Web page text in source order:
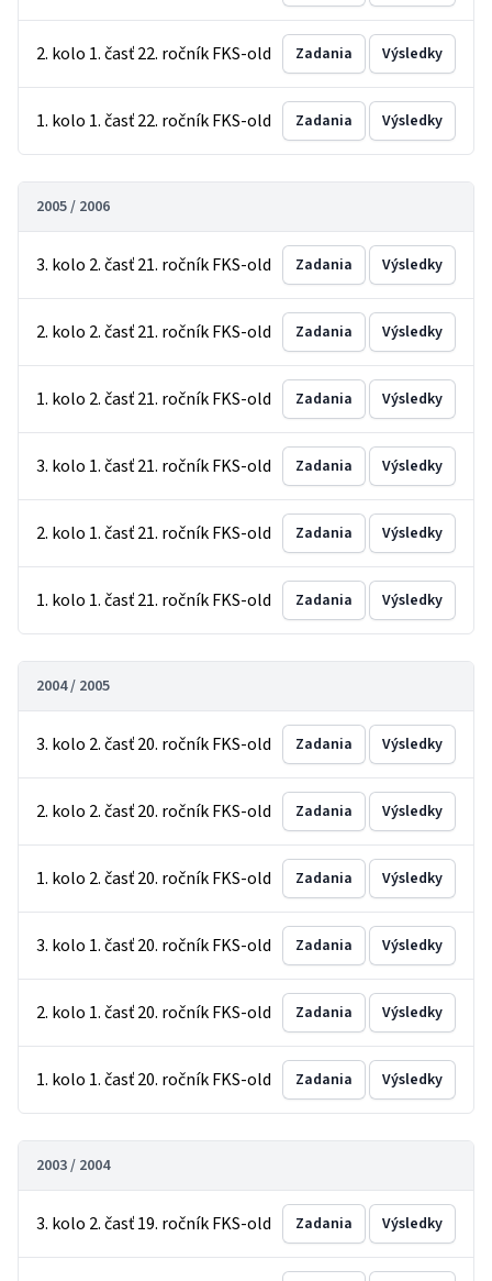
2. kolo 1. časť 22. ročník FKS-old Zadania Výsledky
1. kolo 1. časť 22. ročník FKS-old Zadania Výsledky
2005 / 2006
3. kolo 2. časť 21. ročník FKS-old Zadania Výsledky
2. kolo 2. časť 21. ročník FKS-old Zadania Výsledky
1. kolo 2. časť 21. ročník FKS-old Zadania Výsledky
3. kolo 1. časť 21. ročník FKS-old Zadania Výsledky
2. kolo 1. časť 21. ročník FKS-old Zadania Výsledky
1. kolo 1. časť 21. ročník FKS-old Zadania Výsledky
2004 / 2005
3. kolo 2. časť 20. ročník FKS-old Zadania Výsledky
2. kolo 2. časť 20. ročník FKS-old Zadania Výsledky
1. kolo 2. časť 20. ročník FKS-old Zadania Výsledky
3. kolo 1. časť 20. ročník FKS-old Zadania Výsledky
2. kolo 1. časť 20. ročník FKS-old Zadania Výsledky
1. kolo 1. časť 20. ročník FKS-old Zadania Výsledky
2003 / 2004
3. kolo 2. časť 19. ročník FKS-old Zadania Výsledky